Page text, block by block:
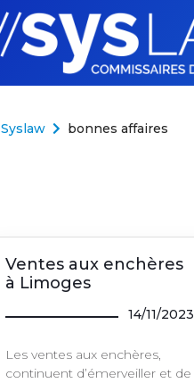
Syslaw bonnes affaires
Ventes aux enchères
à Limoges
14/11/2023
Les ventes aux enchères,
continuent d’émerveiller et de